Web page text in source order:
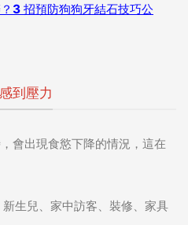
3 招預防狗狗牙結石技巧公
到壓力
會出現食慾下降的情況，這在
新生兒、家中訪客、裝修、家具